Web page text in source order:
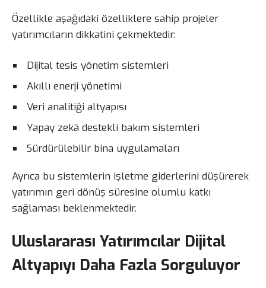
Özellikle aşağıdaki özelliklere sahip projeler
yatırımcıların dikkatini çekmektedir:
Dijital tesis yönetim sistemleri
Akıllı enerji yönetimi
Veri analitiği altyapısı
Yapay zekâ destekli bakım sistemleri
Sürdürülebilir bina uygulamaları
Ayrıca bu sistemlerin işletme giderlerini düşürerek
yatırımın geri dönüş süresine olumlu katkı
sağlaması beklenmektedir.
Uluslararası Yatırımcılar Dijital
Altyapıyı Daha Fazla Sorguluyor